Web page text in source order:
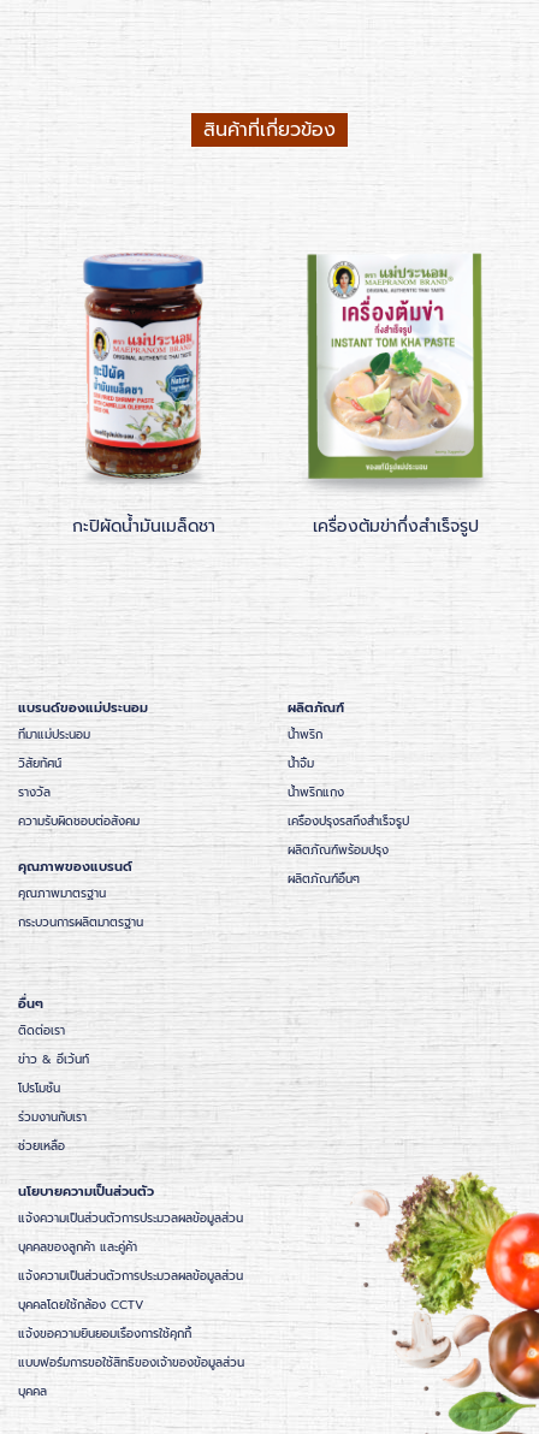
สินค้าที่เกี่ยวข้อง
กะปิผัดน้ำมันเมล็ดชา เครื่องต้มข่ากึ่งสำเร็จรูป
แบรนด์ของแม่ประนอม
ที่มาแม่ประนอม
วิสัยทัศน์
รางวัล
ความรับผิดชอบต่อสังคม
คุณภาพของแบรนด์
คุณภาพมาตรฐาน
กระบวนการผลิตมาตรฐาน
ผลิตภัณฑ์
น้ำพริก
น้ำจิ้ม
น้ำพริกแกง
เครื่องปรุงรสกึ่งสำเร็จรูป
ผลิตภัณฑ์พร้อมปรุง
ผลิตภัณฑ์อื่นๆ
อื่นๆ
ติดต่อเรา
ข่าว & อีเว้นท์
โปรโมชั่น
ร่วมงานกับเรา
ช่วยเหลือ
นโยบายความเป็นส่วนตัว
แจ้งความเป็นส่วนตัวการประมวลผลข้อมูลส่วน
บุคคลของลูกค้า และคู่ค้า
แจ้งความเป็นส่วนตัวการประมวลผลข้อมูลส่วน
บุคคลโดยใช้กล้อง CCTV
แจ้งขอความยินยอมเรื่องการใช้คุกกี้
แบบฟอร์มการขอใช้สิทธิของเจ้าของข้อมูลส่วน
บุคคล